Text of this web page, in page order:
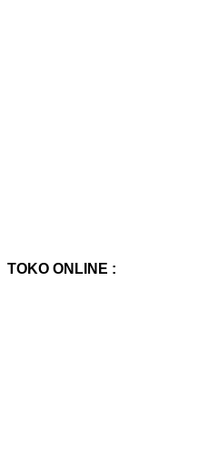
TOKO ONLINE :